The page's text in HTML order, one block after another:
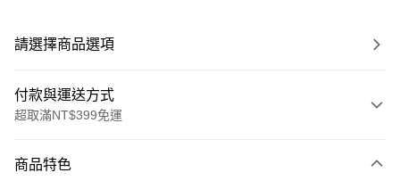
請選擇商品選項
付款與運送方式
超取滿NT$399免運
信用卡一次付款
商品特色